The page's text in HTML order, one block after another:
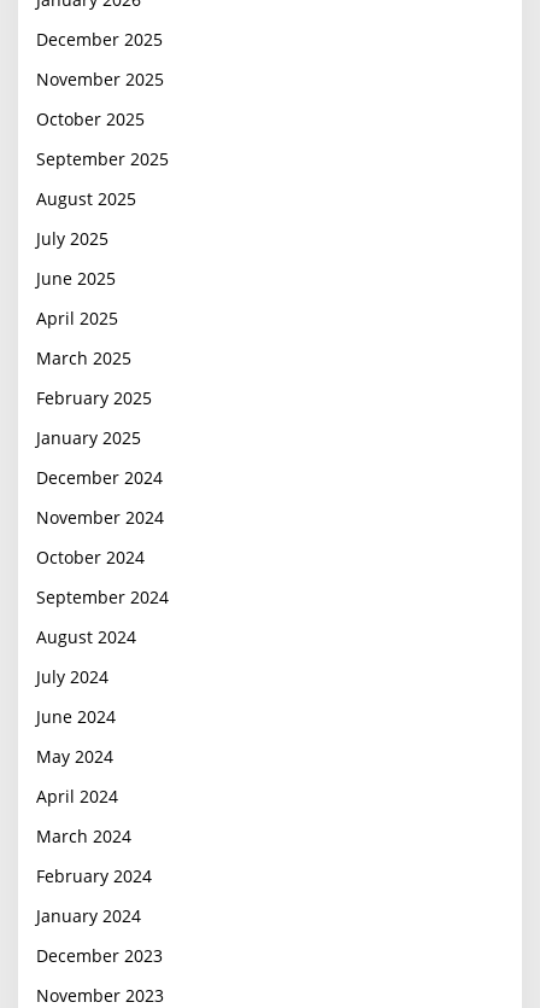
December 2025
November 2025
October 2025
September 2025
August 2025
July 2025
June 2025
April 2025
March 2025
February 2025
January 2025
December 2024
November 2024
October 2024
September 2024
August 2024
July 2024
June 2024
May 2024
April 2024
March 2024
February 2024
January 2024
December 2023
November 2023